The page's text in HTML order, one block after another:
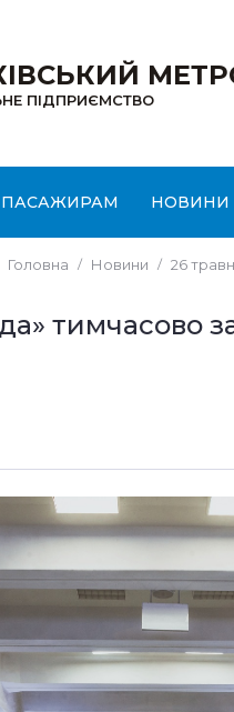
ПІДПРИЄМСТВО
ПАСАЖИРАМ НОВИНИ
Головна Новини 26
тимчасово